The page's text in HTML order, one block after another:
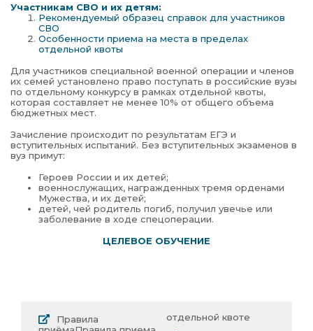
Участникам СВО и их детям:
Рекомендуемый образец справок для участников
СВО
Особенности приема на места в пределах
отдельной квоты
Для участников специальной военной операции и членов
их семей установлено право поступать в российские вузы
по отдельному конкурсу в рамках отдельной квоты,
которая составляет не менее 10% от общего объема
бюджетных мест.
Зачисление происходит по результатам ЕГЭ и
вступительных испытаний. Без вступительных экзаменов в
вуз примут:
Героев России и их детей;
военнослужащих, награжденных тремя орденами
Мужества, и их детей;
детей, чей родитель погиб, получил увечье или
заболевание в ходе спецоперации.
ЦЕЛЕВОЕ ОБУЧЕНИЕ
Правила
отдельной квоте